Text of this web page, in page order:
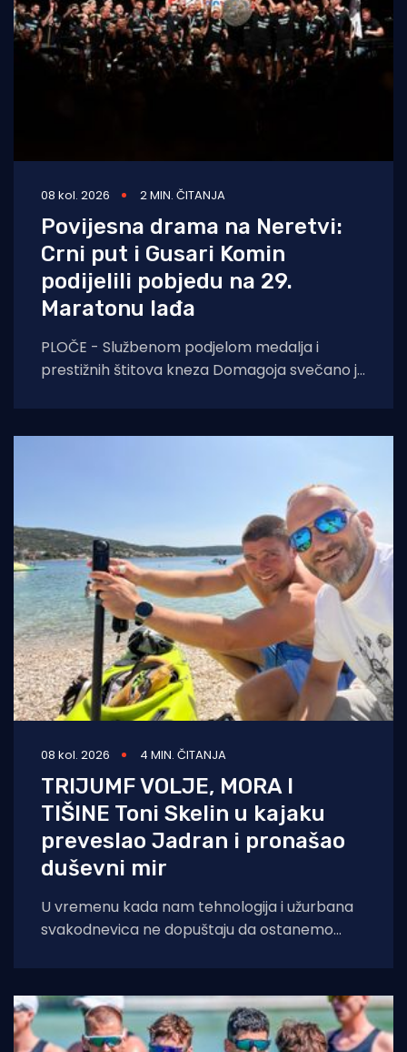
08 kol. 2026 2 MIN. ČITANJA
Povijesna drama na Neretvi:
Crni put i Gusari Komin
podijelili pobjedu na 29.
Maratonu lađa
PLOČE - Službenom podjelom medalja i
prestižnih štitova kneza Domagoja svečano je
08 kol. 2026 4 MIN. ČITANJA
TRIJUMF VOLJE, MORA I
TIŠINE Toni Skelin u kajaku
preveslao Jadran i pronašao
duševni mir
U vremenu kada nam tehnologija i užurbana
svakodnevica ne dopuštaju da ostanemo